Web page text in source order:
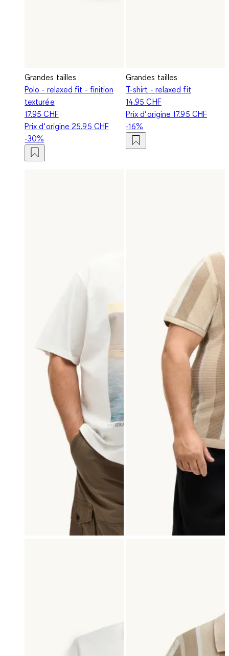
Grandes tailles
Polo - relaxed fit - finition
texturée
17.95 CHF
Prix d‘origine 25.95 CHF
-30%
Grandes tailles
T-shirt - relaxed fit
14.95 CHF
Prix d‘origine17.95 CHF
-16%